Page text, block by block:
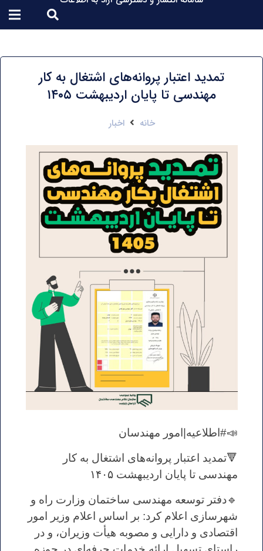
تمدید اعتبار پروانه‌های اشتغال به کار
مهندسی تا پایان اردیبهشت ۱۴۰۵
خانه اخبار
📣#اطلاعیه|امور مهندسان
🔻تمدید اعتبار پروانه‌های اشتغال به کار
مهندسی تا پایان اردیبهشت ۱۴۰۵
🔹دفتر توسعه مهندسی ساختمان وزارت راه و
شهرسازی اعلام کرد: بر اساس اعلام وزیر امور
اقتصادی و دارایی و مصوبه هیأت وزیران، و در